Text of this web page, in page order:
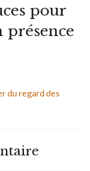
pour
présence
du regard des